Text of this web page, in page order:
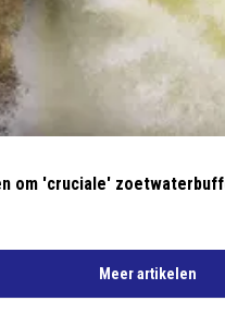
om 'cruciale'
Meer artikelen